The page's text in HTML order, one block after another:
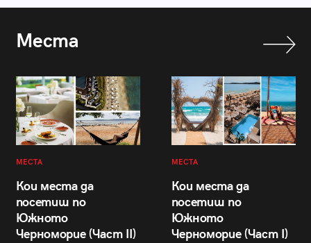
Места
МЕСТА
Кои места да
посетиш по
Южното
Черноморие (Част II)
МЕСТА
Кои места да
посетиш по
Южното
Черноморие (Част I)